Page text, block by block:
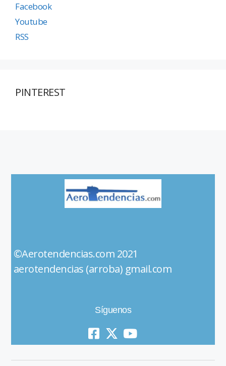
Facebook
Youtube
RSS
PINTEREST
©Aerotendencias.com 2021
aerotendencias (arroba) gmail.com
Síguenos